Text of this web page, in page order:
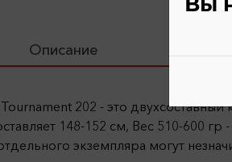
Описание
202 - это
148-152 см, Вес 510-600 гр
экземпляра могут